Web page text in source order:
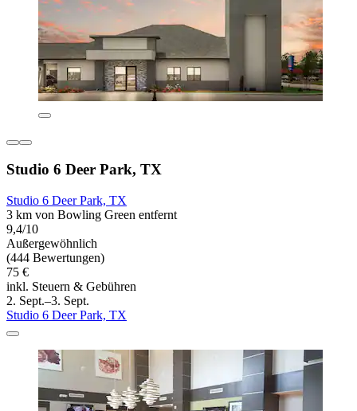
Studio 6 Deer Park, TX
Studio 6 Deer Park, TX
3 km von Bowling Green entfernt
9,4/10
Außergewöhnlich
(444 Bewertungen)
75 €
inkl. Steuern & Gebühren
2. Sept.–3. Sept.
Studio 6 Deer Park, TX